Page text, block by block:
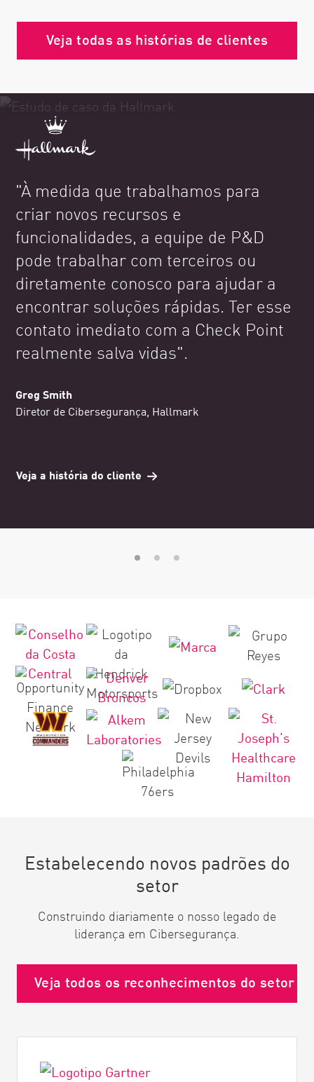
Veja todas as histórias de clientes
"À medida que trabalhamos para
criar novos recursos e
funcionalidades, a equipe de P&D
pode trabalhar com terceiros ou
diretamente conosco para ajudar a
encontrar soluções rápidas. Ter esse
contato imediato com a Check Point
realmente salva vidas".
Greg Smith
Diretor de Cibersegurança, Hallmark
Veja a história do cliente
Estabelecendo novos padrões do
setor
Construindo diariamente o nosso legado de
liderança em Cibersegurança.
Veja todos os reconhecimentos do setor